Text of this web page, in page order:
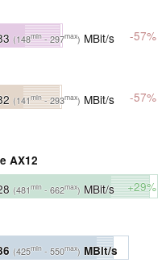
(148min- 297max) MBit/s -57%
(141min- 293max) MBit/s -57%
AX12
(481min - 662max) MBit/s +29%
(425min - 550max) MBit/s